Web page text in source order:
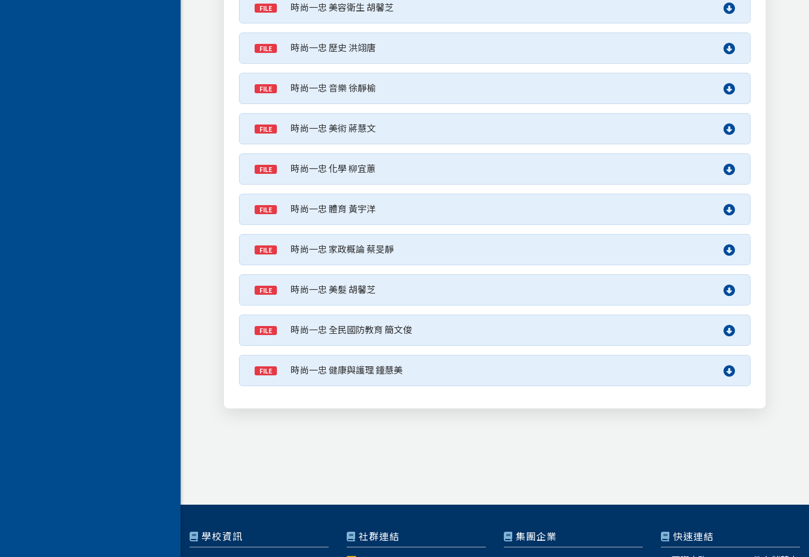
FILE 時尚一忠 美容衛生 胡馨芝
FILE 時尚一忠 歷史 洪翊唐
FILE 時尚一忠 音樂 徐靜榆
FILE 時尚一忠 美術 蔣慧文
FILE 時尚一忠 化學 柳宜蕙
FILE 時尚一忠 體育 黃宇洋
FILE 時尚一忠 家政概論 蔡旻靜
FILE 時尚一忠 美髮 胡馨芝
FILE 時尚一忠 全民國防教育 簡文俊
FILE 時尚一忠 健康與護理 鍾慧美
學校資訊 社群連結 集團企業 快速連結